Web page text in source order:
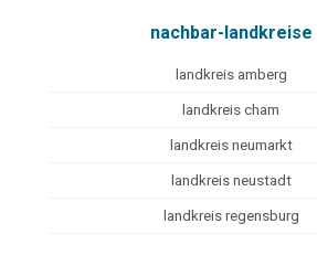
nachbar-landkreise
landkreis amberg
landkreis cham
landkreis neumarkt
landkreis neustadt
landkreis regensburg